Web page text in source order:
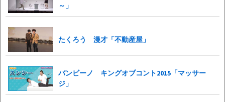
～」
たくろう 漫才「不動産屋」
バンビーノ キングオブコント2015「マッサー
ジ」